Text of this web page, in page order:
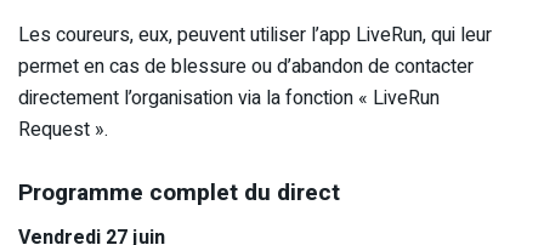
Les coureurs, eux, peuvent utiliser l’app LiveRun, qui leur
permet en cas de blessure ou d’abandon de contacter
directement l’organisation via la fonction « LiveRun
Request ».
Programme complet du direct
Vendredi 27 juin